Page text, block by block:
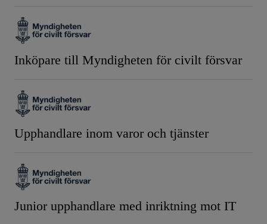
Inköpare till Myndigheten för civilt försvar
Upphandlare inom varor och tjänster
Junior upphandlare med inriktning mot IT